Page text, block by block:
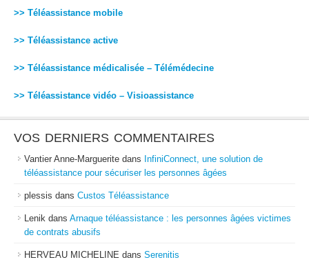
>> Téléassistance mobile
>> Téléassistance active
>> Téléassistance médicalisée – Télémédecine
>> Téléassistance vidéo – Visioassistance
VOS DERNIERS COMMENTAIRES
Vantier Anne-Marguerite dans InfiniConnect, une solution de
téléassistance pour sécuriser les personnes âgées
plessis dans Custos Téléassistance
Lenik dans Arnaque téléassistance : les personnes âgées victimes
de contrats abusifs
HERVEAU MICHELINE dans Serenitis